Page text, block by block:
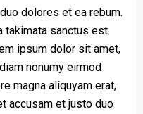
dolores et ea rebum.
takimata sanctus est
ipsum dolor sit amet,
nonumy eirmod
magna aliquyam erat,
accusam et justo duo